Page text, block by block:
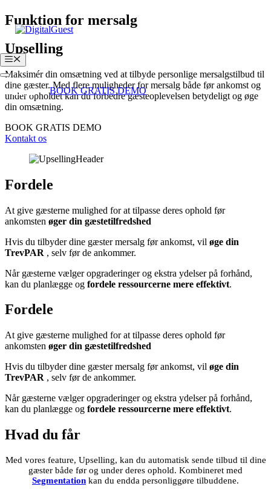
Hop
til
Menu
Login BOOK GRATIS DEMO
Funktion for mersalg
Upselling
Maksimér din omsætning ved at tilbyde personlige mersalgstilbud til
dine gæster. Med flere muligheder for mersalg både før ankomst og
under opholdet kan du forbedre gæsteoplevelsen betydeligt og øge
din omsætning.
BOOK GRATIS DEMO
Kontakt os
Fordele
At give gæsterne mulighed for at tilpasse deres ophold før
ankomsten øger din gæstetilfredshed
Hvis du tilbyder dine gæster mersalg før ankomst, vil øge din
TrevPAR , selv før de ankommer.
Når gæsterne vælger opgraderinger og ekstra ydelser på forhånd,
kan du planlægge og fordele ressourcerne mere effektivt.
Fordele
At give gæsterne mulighed for at tilpasse deres ophold før
ankomsten øger din gæstetilfredshed
Hvis du tilbyder dine gæster mersalg før ankomst, vil øge din
TrevPAR , selv før de ankommer.
Når gæsterne vælger opgraderinger og ekstra ydelser på forhånd,
kan du planlægge og fordele ressourcerne mere effektivt.
Hvad du får
Med vores feature, Upselling, kan du automatisk sende tilbud til dine
gæster både før og under deres ophold. Kombineret med
Segmentation kan du endda personliggøre tilbuddene.